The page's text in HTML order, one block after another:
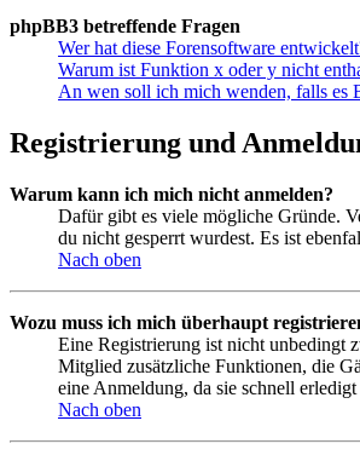
phpBB3 betreffende Fragen
Wer hat diese Forensoftware
Warum ist Funktion x oder y nicht
An wen soll ich mich wenden, falls es
Registrierung und
Warum kann ich mich nicht anmelden?
Dafür gibt es viele mögliche Gründe.
du nicht gesperrt wurdest. Es ist
Nach oben
Wozu muss ich mich überhaupt
Eine Registrierung ist nicht unbedingt
Mitglied zusätzliche Funktionen, die
eine Anmeldung, da sie schnell
Nach oben